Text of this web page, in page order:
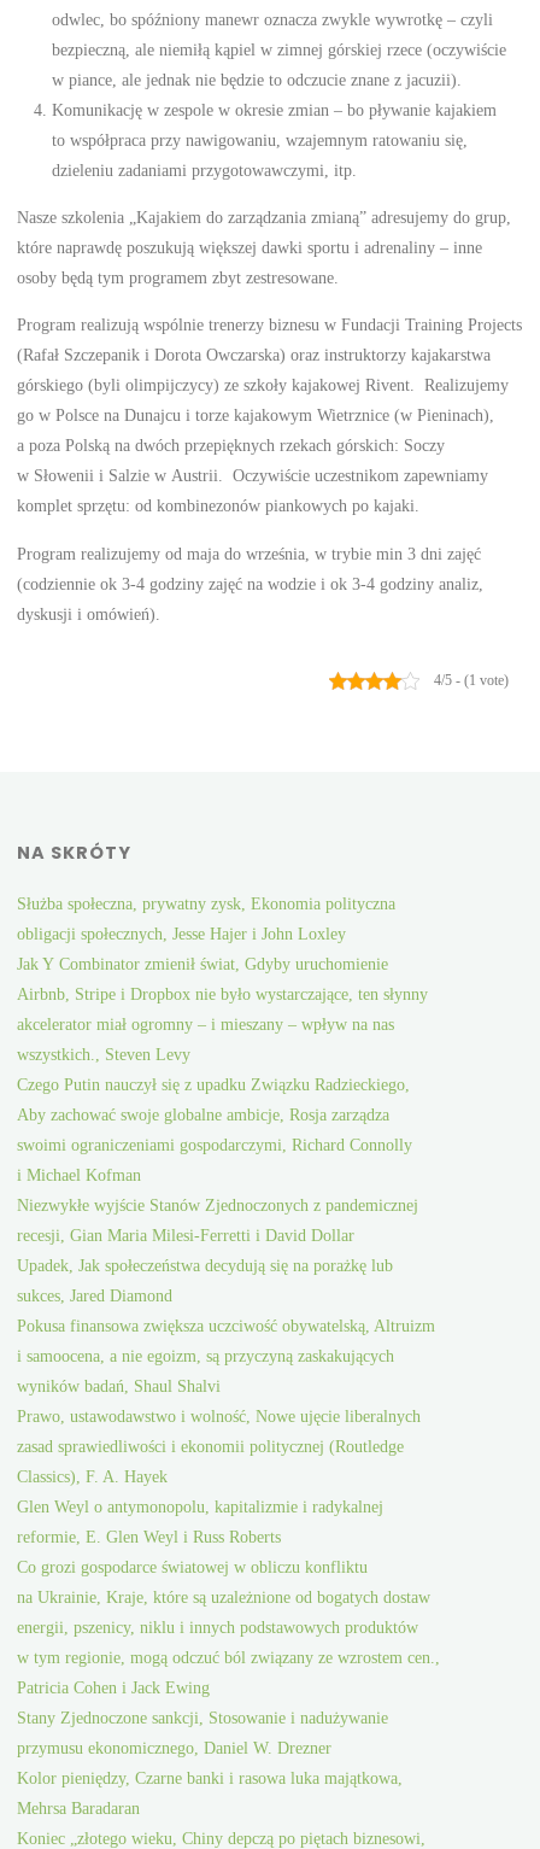
odwlec, bo spóźniony manewr oznacza zwykle wywrotkę – czyli
bezpieczną, ale niemiłą kąpiel w zimnej górskiej rzece (oczywiście
w piance, ale jednak nie będzie to odczucie znane z jacuzii).
Komunikację w zespole w okresie zmian – bo pływanie kajakiem
to współpraca przy nawigowaniu, wzajemnym ratowaniu się,
dzieleniu zadaniami przygotowawczymi, itp.
Nasze szkolenia „Kajakiem do zarządzania zmianą” adresujemy do grup,
które naprawdę poszukują większej dawki sportu i adrenaliny – inne
osoby będą tym programem zbyt zestresowane.
Program realizują wspólnie trenerzy biznesu w Fundacji Training Projects
(Rafał Szczepanik i Dorota Owczarska) oraz instruktorzy kajakarstwa
górskiego (byli olimpijczycy) ze szkoły kajakowej Rivent. Realizujemy
go w Polsce na Dunajcu i torze kajakowym Wietrznice (w Pieninach),
a poza Polską na dwóch przepięknych rzekach górskich: Soczy
w Słowenii i Salzie w Austrii. Oczywiście uczestnikom zapewniamy
komplet sprzętu: od kombinezonów piankowych po kajaki.
Program realizujemy od maja do września, w trybie min 3 dni zajęć
(codziennie ok 3-4 godziny zajęć na wodzie i ok 3-4 godziny analiz,
dyskusji i omówień).
4/5 - (1 vote)
NA SKRÓTY
Służba społeczna, prywatny zysk, Ekonomia polityczna
obligacji społecznych, Jesse Hajer i John Loxley
Jak Y Combinator zmienił świat, Gdyby uruchomienie
Airbnb, Stripe i Dropbox nie było wystarczające, ten słynny
akcelerator miał ogromny – i mieszany – wpływ na nas
wszystkich., Steven Levy
Czego Putin nauczył się z upadku Związku Radzieckiego,
Aby zachować swoje globalne ambicje, Rosja zarządza
swoimi ograniczeniami gospodarczymi, Richard Connolly
i Michael Kofman
Niezwykłe wyjście Stanów Zjednoczonych z pandemicznej
recesji, Gian Maria Milesi-Ferretti i David Dollar
Upadek, Jak społeczeństwa decydują się na porażkę lub
sukces, Jared Diamond
Pokusa finansowa zwiększa uczciwość obywatelską, Altruizm
i samoocena, a nie egoizm, są przyczyną zaskakujących
wyników badań, Shaul Shalvi
Prawo, ustawodawstwo i wolność, Nowe ujęcie liberalnych
zasad sprawiedliwości i ekonomii politycznej (Routledge
Classics), F. A. Hayek
Glen Weyl o antymonopolu, kapitalizmie i radykalnej
reformie, E. Glen Weyl i Russ Roberts
Co grozi gospodarce światowej w obliczu konfliktu
na Ukrainie, Kraje, które są uzależnione od bogatych dostaw
energii, pszenicy, niklu i innych podstawowych produktów
w tym regionie, mogą odczuć ból związany ze wzrostem cen.,
Patricia Cohen i Jack Ewing
Stany Zjednoczone sankcji, Stosowanie i nadużywanie
przymusu ekonomicznego, Daniel W. Drezner
Kolor pieniędzy, Czarne banki i rasowa luka majątkowa,
Mehrsa Baradaran
Koniec „złotego wieku, Chiny depczą po piętach biznesowi,